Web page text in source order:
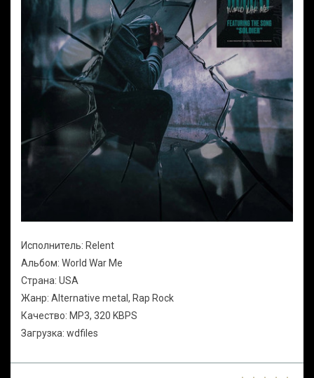
Исполнитель: Relent
Альбом: World War Me
Страна: USA
Жанр: Alternative metal, Rap Rock
Качество: MP3, 320 KBPS
Загрузка: wdfiles